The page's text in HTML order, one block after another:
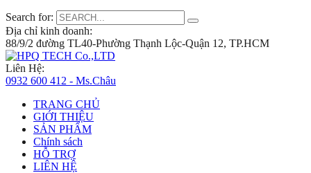
Search for:
Địa chỉ kinh doanh:
88/9/2 đường TL40-Phường Thạnh Lộc-Quận 12, TP.HCM
Liên Hệ:
0932 600 412 - Ms.Châu
TRANG CHỦ
GIỚI THIỆU
SẢN PHẨM
Chính sách
HỖ TRỢ
LIÊN HỆ